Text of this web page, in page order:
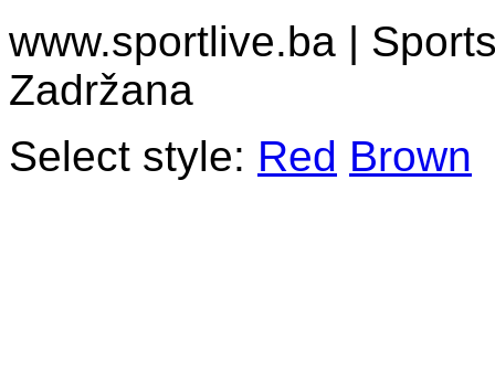
www.sportlive.ba |
Zadržana
Select style: Red Brown